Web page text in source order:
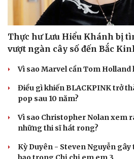
Du lịch
Tư vấn
Săn Tour
check-in
Thực hư Lưu Hiểu Khánh bị
vượt ngàn cây số đến Bắc
Vì sao Marvel cần Tom Holland
Điều gì khiến BLACKPINK trở
pop sau 10 năm?
Vì sao Christopher Nolan xem
những thi sĩ hát rong?
Kỳ Duyên - Steven Nguyễn gây